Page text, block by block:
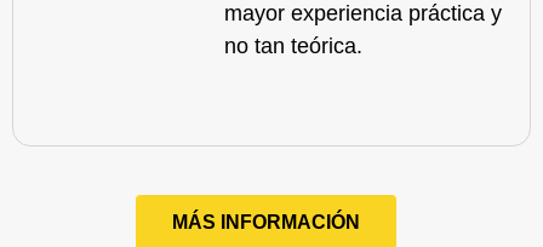
mayor experiencia práctica y
no tan teórica.
MÁS INFORMACIÓN